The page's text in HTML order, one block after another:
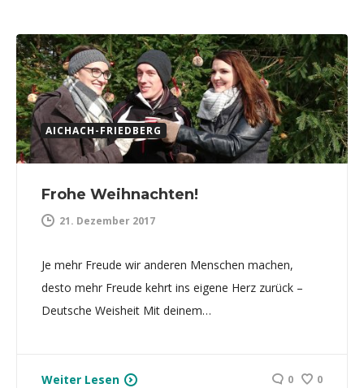
AICHACH-FRIEDBERG
Frohe Weihnachten!
21. Dezember 2017
Je mehr Freude wir anderen Menschen machen,
desto mehr Freude kehrt ins eigene Herz zurück –
Deutsche Weisheit Mit deinem…
Weiter Lesen 0 0